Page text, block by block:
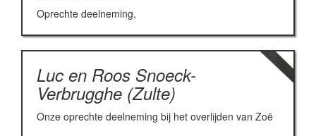
Oprechte deelneming,
Luc en Roos Snoeck-
Verbrugghe (Zulte)
Onze oprechte deelneming bij het overlijden van Zoë